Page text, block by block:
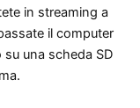
in streaming a
il computer
su una scheda SD